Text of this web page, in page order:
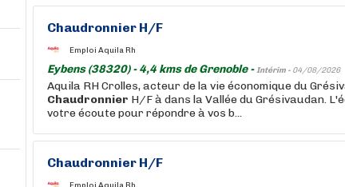
Chaudronnier H/F
Emploi Aquila Rh
Eybens (38320) - 4,4 kms de Grenoble -Intérim - 04/08/2026
Aquila RH Crolles, acteur de la vie économique du
Chaudronnier H/F à dans la Vallée du Grésivaudan.
votre écoute pour répondre à vos b...
Chaudronnier H/F
Emploi Aquila Rh